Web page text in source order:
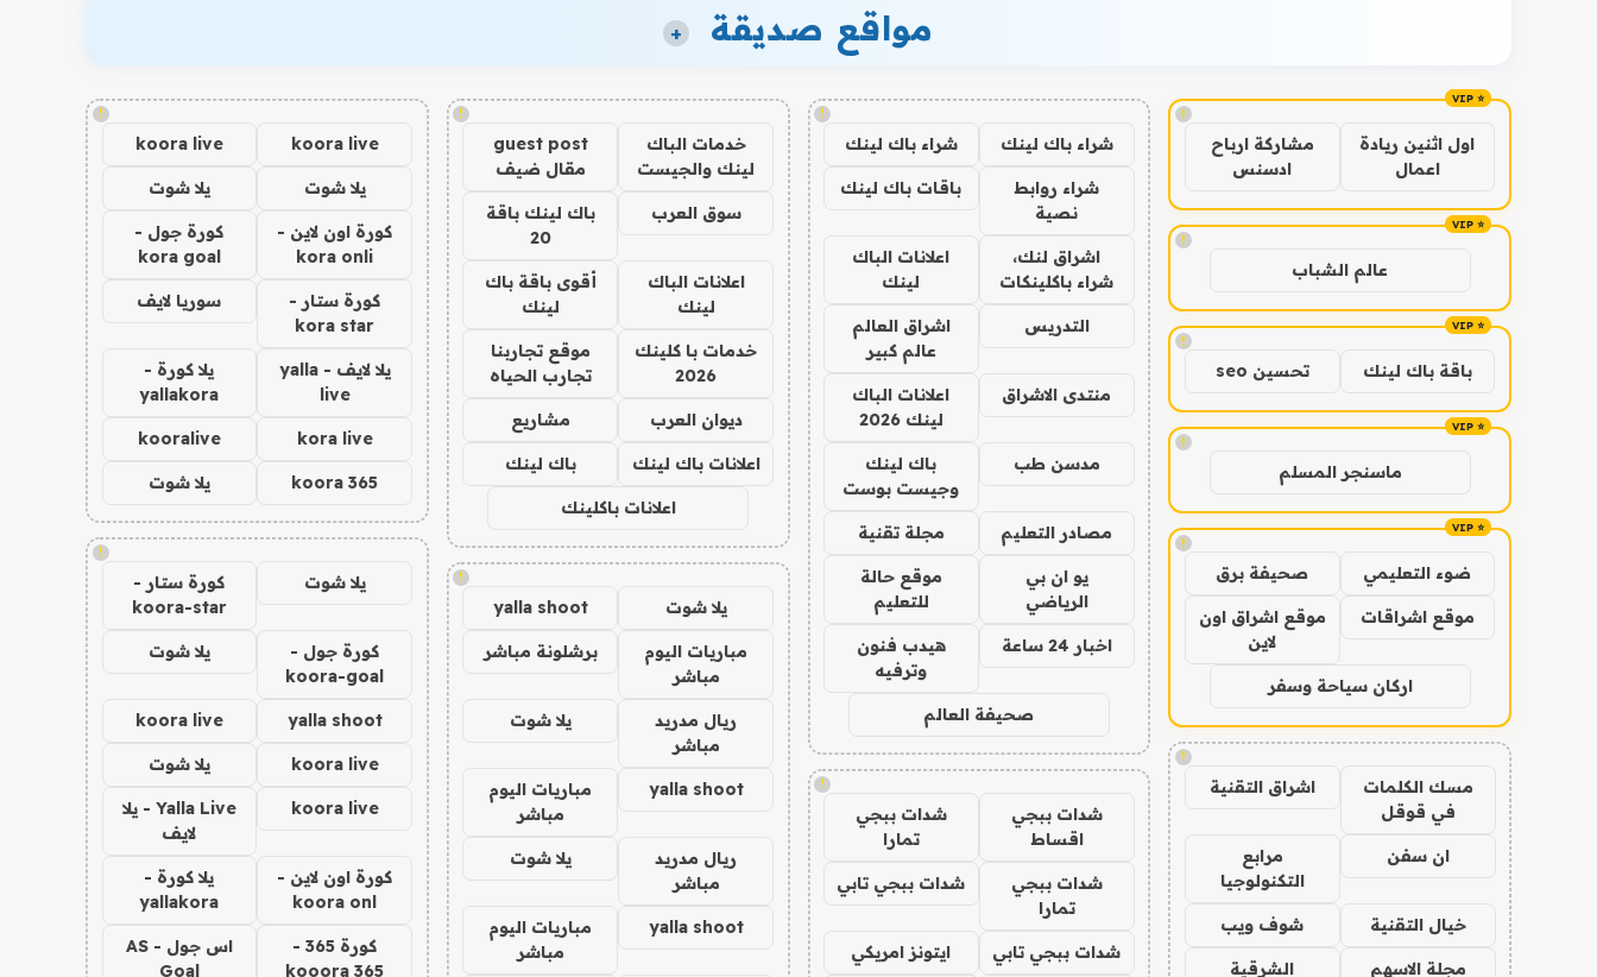
مواقع صديقة +
!
اول اثنين ريادة
اعمال
مشاركة ارباح
ادسنس
!
عالم الشباب
!
باقة باك لينك تحسين seo
!
ماسنجر المسلم
!
ضوء التعليمي صحيفة برق
موقع اشراقات
موقع اشراق اون
لاين
اركان سياحة وسفر
!
مسك الكلمات
في قوقل
اشراق التقنية
ان سفن
مرابع
التكنولوجيا
خيال التقنية شوف ويب
مجلة الاسهم الشرقية
!
شراء باك لينك شراء باك لينك
شراء روابط
نصية
باقات باك لينك
اشراق لنك،
شراء باكلينكات
اعلانات الباك
لينك
التدريس
اشراق العالم
عالم كبير
منتدى الاشراق
اعلانات الباك
لينك 2026
مدسن طب
باك لينك
وجيست بوست
مصادر التعليم مجلة تقنية
يو ان بي
الرياضي
موقع حالة
للتعليم
اخبار 24 ساعة
هيدب فنون
وترفيه
صحيفة العالم
!
شدات ببجي
اقساط
شدات ببجي
تمارا
شدات ببجي
تمارا
شدات ببجي تابي
شدات ببجي تابي ايتونز امريكي
!
خدمات الباك
لينك والجيست
guest post
مقال ضيف
سوق العرب
باك لينك باقة
20
اعلانات الباك
لينك
أقوى باقة باك
لينك
خدمات با كلينك
2026
موقع تجاربنا
تجارب الحياه
ديوان العرب مشاريع
اعلانات باك لينك باك لينك
اعلانات باكلينك
!
يلا شوت yalla shoot
مباريات اليوم
مباشر
برشلونة مباشر
ريال مدريد
مباشر
يلا شوت
yalla shoot
مباريات اليوم
مباشر
ريال مدريد
مباشر
يلا شوت
yalla shoot
مباريات اليوم
مباشر
!
koora live
koora live
يلا شوت يلا شوت
كورة اون لاين -
kora onli
كورة جول -
kora goal
كورة ستار -
kora star
سوريا لايف
يلا لايف - yalla
live
يلا كورة -
yallakora
kora live
kooralive
koora 365 يلا شوت
!
يلا شوت
كورة ستار -
koora-star
كورة جول -
koora-goal
يلا شوت
yalla shoot
koora live
koora live يلا شوت
koora live
Yalla Live - يلا
لايف
كورة اون لاين -
koora onl
يلا كورة -
yallakora
كورة 365 -
kooora 365
اس جول - AS
Goal